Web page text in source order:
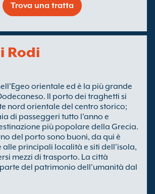
Trova una tratta
Rodi
orientale ed è la più grande
Il porto dei traghetti si
nord orientale del centro storico;
di passeggeri tutto l'anno e
più popolare della Grecia.
del porto sono buoni, da qui è
alle principali località e siti dell'isola,
mezzi di trasporto. La città
del patrimonio dell'umanità dal